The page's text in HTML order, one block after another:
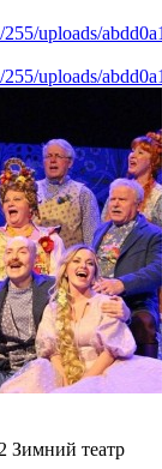
uploads/
uploads/
Зимний театр